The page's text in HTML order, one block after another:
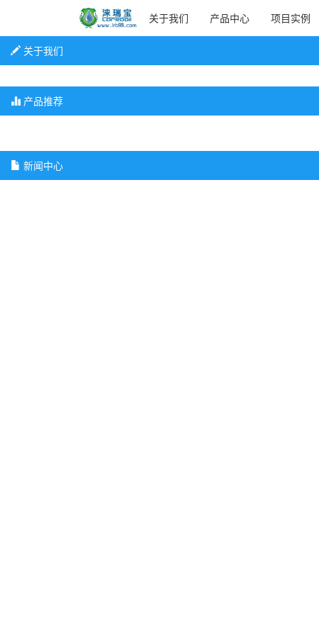
关于我们 产品中心 项目实例
关于我们
产品推荐
新闻中心